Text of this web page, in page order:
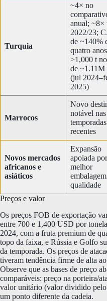
Turquia
~4× no
anual; ~8×
2022/23;
de ~140%
quatro
>1,000 t
de
(jul
2025)
Marrocos
Novo
notável nas
temporadas
recentes
Novos mercados
africanos e
asiáticos
Expansão
apoiada por
melhor
qualidade
Preços e valor
Os preços FOB de exportação
entre 700 e 1,400 USD por
2024, com a fruta premium de
topo da faixa, e Rússia e Golfo
da temporada. Os preços de
tiveram tendência firme de alta
Observe que as bases de preço
comparáveis: preço na porteira/
valor unitário (valor dividido
um ponto diferente da cadeia.